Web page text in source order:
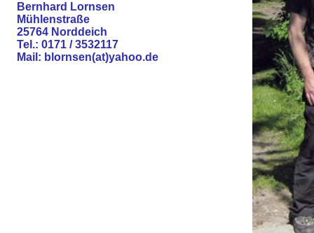
Bernhard Lornsen
Mühlenstraße
25764 Norddeich
Tel.: 0171 / 3532117
Mail: blornsen(at)yahoo.de